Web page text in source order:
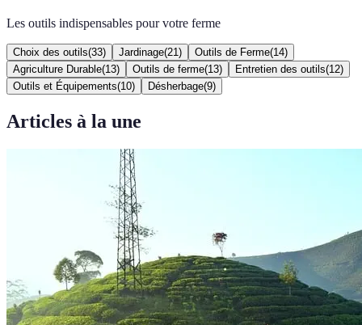
Les outils indispensables pour votre ferme
Choix des outils(33) Jardinage(21 ) Outils de Ferme(14)
Agriculture Durable(13) Outils de ferme(13) Entretien des outils(12)
Outils et Équipements(10) Désherbage(9)
Articles à la une